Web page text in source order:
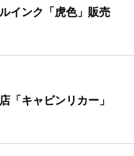
インク「虎色」販売
「キャビンリカー」